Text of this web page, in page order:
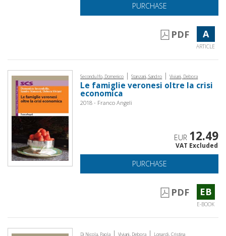
PURCHASE
PDF A
ARTICLE
Secondulfo, Domenico | Stanzani, Sandro | Viviani, Debora
Le famiglie veronesi oltre la crisi
economica
2018 - Franco Angeli
EUR 12.49
VAT Excluded
PURCHASE
PDF EB
E-BOOK
Di Nicola, Paola | Viviani, Debora | Lonardi, Cristina